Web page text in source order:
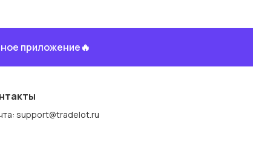
приложение🔥
support@tradelot.ru